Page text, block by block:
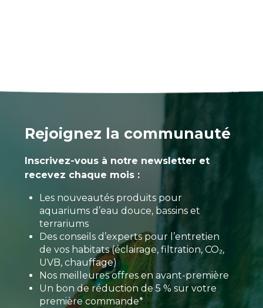
Rejoignez la communauté
Inscrivez-vous à notre newsletter et
recevez chaque mois :
Les nouveautés produits pour
aquariums d’eau douce, bassins et
terrariums
Des conseils d’experts pour l’entretien
de vos habitats (éclairage, filtration, CO₂,
UVB, chauffage)
Nos meilleures offres en avant-première
Un bon de réduction de 5 % sur votre
première commande*